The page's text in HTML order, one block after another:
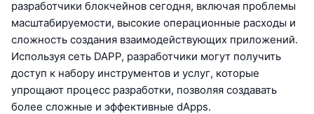
разработчики блокчейнов сегодня, включая проблемы
масштабируемости, высокие операционные расходы и
сложность создания взаимодействующих приложений.
Используя сеть DAPP, разработчики могут получить
доступ к набору инструментов и услуг, которые
упрощают процесс разработки, позволяя создавать
более сложные и эффективные dApps.